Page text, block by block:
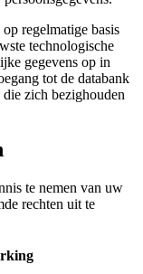
regelmatige basis
technologische
gegevens op in
tot de databank
zich bezighouden
te nemen van uw
rechten uit te